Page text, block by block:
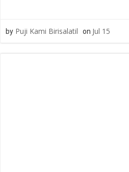
by Puji Kami Birisalatil on Jul 15